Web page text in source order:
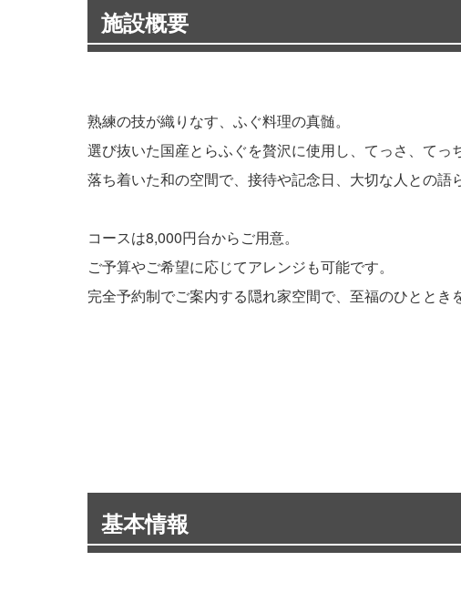
施設概要
熟練の技が織りなす、ふぐ料理の真髄。
選び抜いた国産とらふぐを贅沢に使用し、てっさ、てっ
落ち着いた和の空間で、接待や記念日、大切な人との語
コースは8,000円台からご用意。
ご予算やご希望に応じてアレンジも可能です。
完全予約制でご案内する隠れ家空間で、至福のひととき
基本情報